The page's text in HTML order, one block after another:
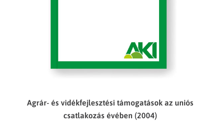
Agrár- és vidékfejlesztési támogatások az uniós
csatlakozás évében (2004)